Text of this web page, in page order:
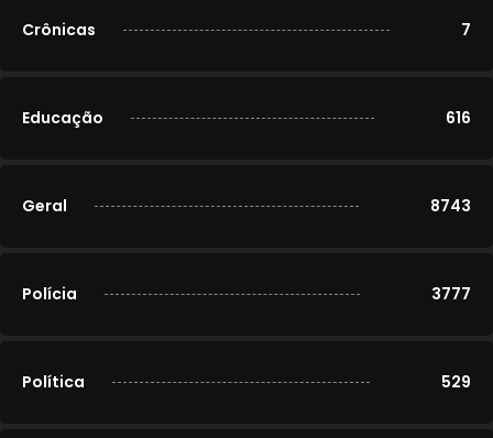
Crônicas 7
Educação 616
Geral 8743
Polícia 3777
Política 529